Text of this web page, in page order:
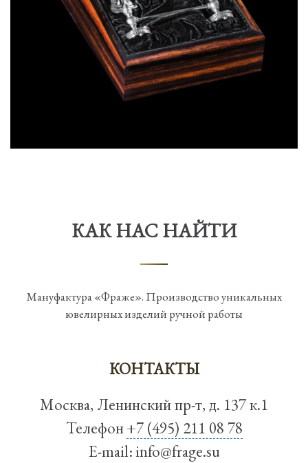
КАК НАС НАЙТИ
Мануфактура «Фраже». Производство уникальных
ювелирных изделий ручной работы
КОНТАКТЫ
Москва, Ленинский пр-т, д. 137 к.1
Телефон+7 (495) 211 08 78
E-mail:info@frage.su